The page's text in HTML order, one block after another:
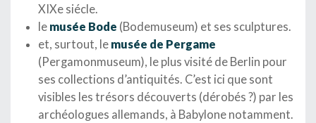
XIXe siécle.
le musée Bode (Bodemuseum) et ses sculptures.
et, surtout, le musée de Pergame
(Pergamonmuseum), le plus visité de Berlin pour
ses collections d’antiquités. C’est ici que sont
visibles les trésors découverts (dérobés ?) par les
archéologues allemands, à Babylone notamment.